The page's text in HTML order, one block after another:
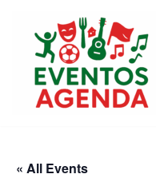
content
« All Events